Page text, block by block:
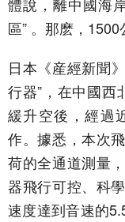
區” 。那麽，1500
日本《産經新聞
行器”，在中國西
緩升空後，經過
作。據悉，本次
荷的全通道測量
器飛行可控、科
速度達到音速的